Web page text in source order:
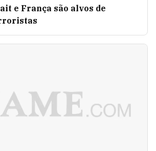
e França são alvos de